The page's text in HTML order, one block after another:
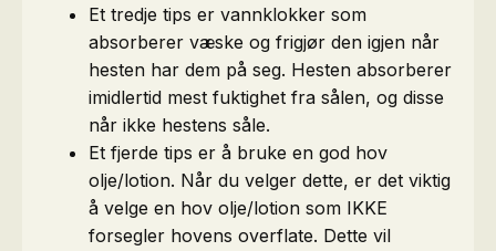
Et tredje tips er vannklokker som
absorberer væske og frigjør den igjen når
hesten har dem på seg. Hesten absorberer
imidlertid mest fuktighet fra sålen, og disse
når ikke hestens såle.
Et fjerde tips er å bruke en god hov
olje/lotion. Når du velger dette, er det viktig
å velge en hov olje/lotion som IKKE
forsegler hovens overflate. Dette vil